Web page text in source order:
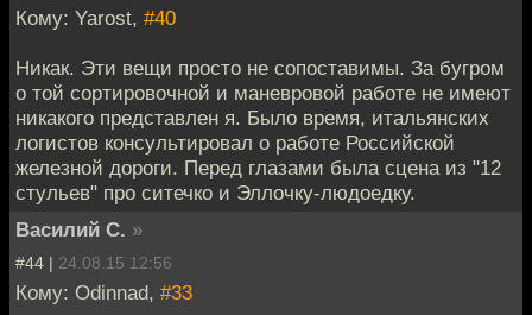
Кому: Yarost, #40
Никак. Эти вещи просто не сопоставимы. За бугром
о той сортировочной и маневровой работе не имеют
никакого представлен я. Было время, итальянских
логистов консультировал о работе Российской
железной дороги. Перед глазами была сцена из "12
стульев" про ситечко и Эллочку-людоедку.
Василий С. »
#44 | 24.08.15 12:56
Кому: Odinnad, #33